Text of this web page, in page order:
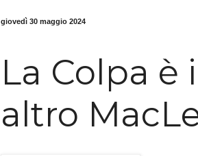
giovedì 30 maggio 2024
La Colpa è
altro